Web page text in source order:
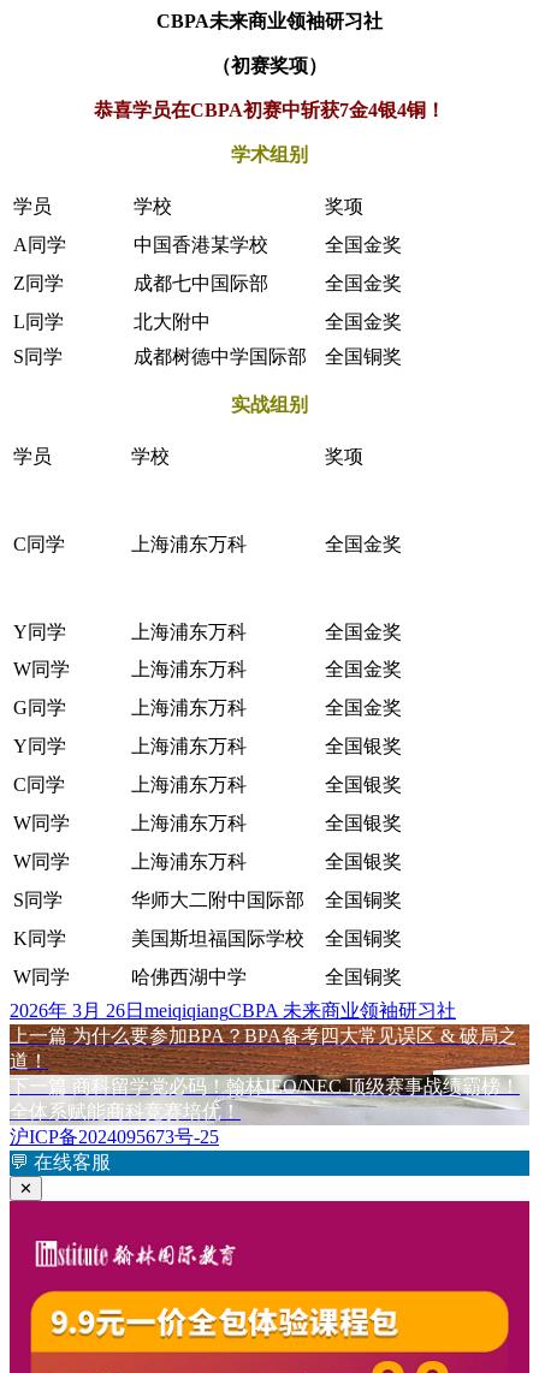
CBPA未来商业领袖研习社
（初赛奖项）
恭喜学员在CBPA初赛中斩获7金4银4铜！
学术组别
学员 学校
奖项
A同学
中国香港某学校
全国金奖
Z同学
成都七中国际部
全国金奖
L同学
北大附中
全国金奖
S同学
成都树德中学国际部 全国铜奖
实战组别
学员 学校 奖项
C同学 上海浦东万科 全国金奖
Y同学 上海浦东万科
全国金奖
W同学
上海浦东万科
全国金奖
G同学
上海浦东万科
全国金奖
Y同学
上海浦东万科
全国银奖
C同学
上海浦东万科
全国银奖
W同学
上海浦东万科
全国银奖
W同学
上海浦东万科
全国银奖
S同学
华师大二附中国际部
全国铜奖
K同学
美国斯坦福国际学校
全国铜奖
W同学
哈佛西湖中学
全国铜奖
发
布
于
2026年 3月 26日 作
者
meiqiqiang标
签
CBPA 未来商业领袖研习社
文
章
导
航
上一篇上
篇
文
章：
为什么要参加BPA？BPA备考四大常见误区 & 破局之
道！
下一篇 下
篇
文
章：
商科留学党必码！翰林IEO/NEC 顶级赛事战绩霸榜！
全体系赋能商科竞赛培优！
沪ICP备2024095673号-25
💬 在线客服
✕